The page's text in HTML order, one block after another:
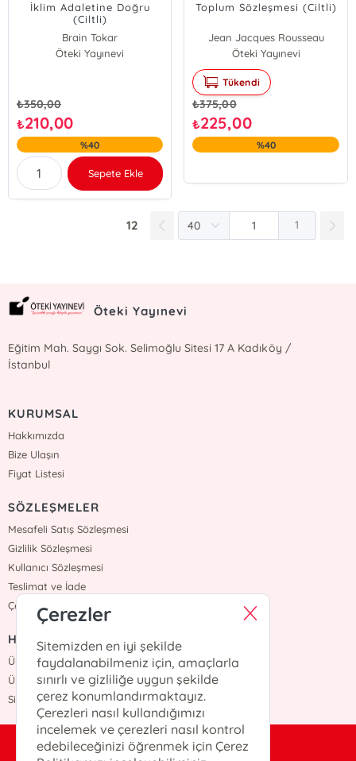
İklim Adaletine Doğru
(Ciltli)
Brain Tokar
Öteki Yayınevi
₺350,00
₺210,00
%40
Sepete Ekle
Toplum Sözleşmesi (Ciltli)
Jean Jacques Rousseau
Öteki Yayınevi
Tükendi
₺375,00
₺225,00
%40
12 1
Öteki Yayınevi
Eğitim Mah. Saygı Sok. Selimoğlu Sitesi 17 A Kadıköy /
İstanbul
KURUMSAL
Hakkımızda
Bize Ulaşın
Fiyat Listesi
SÖZLEŞMELER
Mesafeli Satış Sözleşmesi
Gizlilik Sözleşmesi
Kullanıcı Sözleşmesi
Teslimat ve İade
Çerez Politikasi
HIZLI ERİŞİM
Üye Ol
Üye Giriş
Sipariş Takip
bilgi@otekiyayinevi.com
Çerezler
Sitemizden en iyi şekilde
faydalanabilmeniz için, amaçlarla
sınırlı ve gizliliğe uygun şekilde
çerez konumlandırmaktayız.
Çerezleri nasıl kullandığımızı
incelemek ve çerezleri nasıl kontrol
edebileceğinizi öğrenmek için Çerez